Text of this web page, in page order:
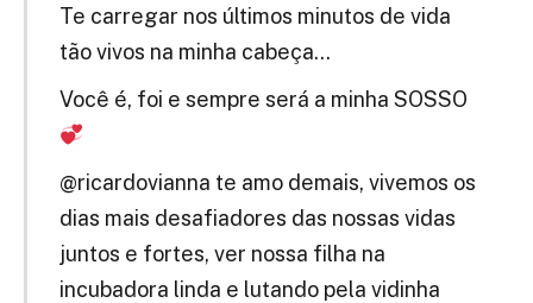
Te carregar nos últimos minutos de vida
tão vivos na minha cabeça…
Você é, foi e sempre será a minha SOSSO
@ricardovianna te amo demais, vivemos os
dias mais desafiadores das nossas vidas
juntos e fortes, ver nossa filha na
incubadora linda e lutando pela vidinha